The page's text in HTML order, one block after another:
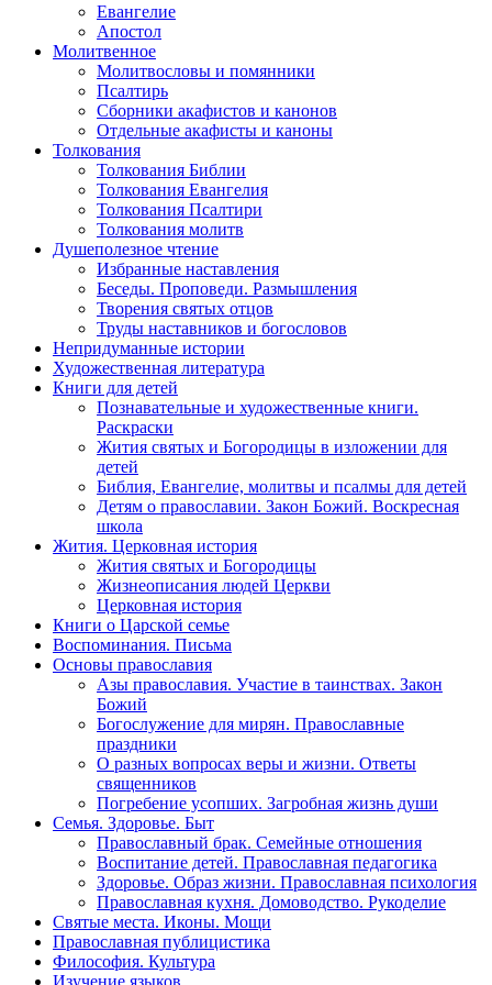
Евангелие
Апостол
Молитвенное
Молитвословы и помянники
Псалтирь
Сборники акафистов и канонов
Отдельные акафисты и каноны
Толкования
Толкования Библии
Толкования Евангелия
Толкования Псалтири
Толкования молитв
Душеполезное чтение
Избранные наставления
Беседы. Проповеди. Размышления
Творения святых отцов
Труды наставников и богословов
Непридуманные истории
Художественная литература
Книги для детей
Познавательные и художественные книги.
Раскраски
Жития святых и Богородицы в изложении для
детей
Библия, Евангелие, молитвы и псалмы для детей
Детям о православии. Закон Божий. Воскресная
школа
Жития. Церковная история
Жития святых и Богородицы
Жизнеописания людей Церкви
Церковная история
Книги о Царской семье
Воспоминания. Письма
Основы православия
Азы православия. Участие в таинствах. Закон
Божий
Богослужение для мирян. Православные
праздники
О разных вопросах веры и жизни. Ответы
священников
Погребение усопших. Загробная жизнь души
Семья. Здоровье. Быт
Православный брак. Семейные отношения
Воспитание детей. Православная педагогика
Здоровье. Образ жизни. Православная психология
Православная кухня. Домоводство. Рукоделие
Святые места. Иконы. Мощи
Православная публицистика
Философия. Культура
Изучение языков